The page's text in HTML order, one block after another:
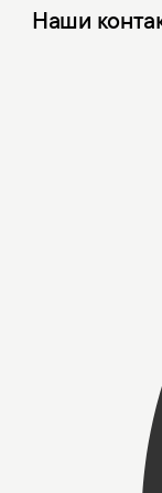
Наши